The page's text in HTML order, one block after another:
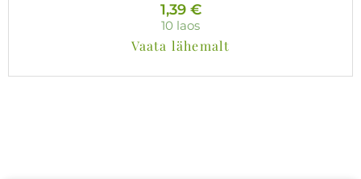
1,39 €
10 laos
Vaata lähemalt